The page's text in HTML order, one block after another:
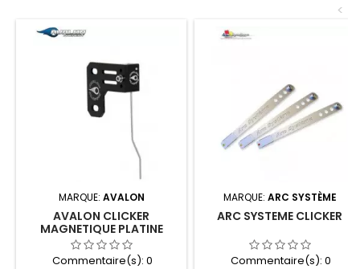
<
MARQUE: AVALON
AVALON CLICKER
MAGNETIQUE PLATINE
Commentaire(s): 0
MARQUE: ARC SYSTÈME
ARC SYSTEME CLICKER
Commentaire(s): 0